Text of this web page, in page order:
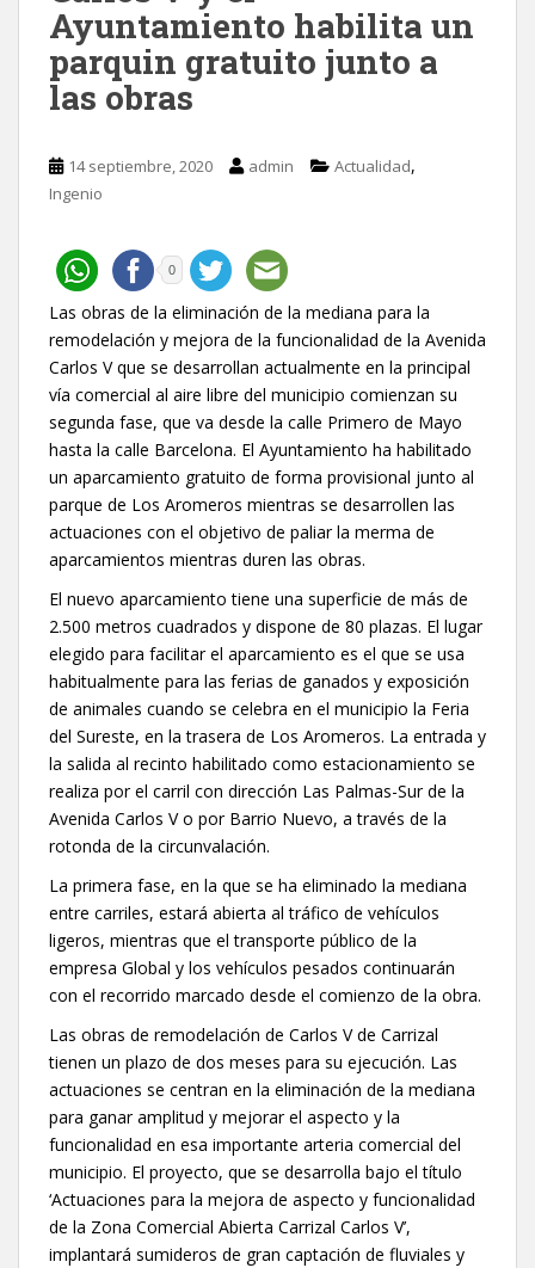
Ayuntamiento habilita un
parquin gratuito junto a
las obras
14 septiembre, 2020 admin Actualidad,
Ingenio
0
Las obras de la eliminación de la mediana para la
remodelación y mejora de la funcionalidad de la Avenida
Carlos V que se desarrollan actualmente en la principal
vía comercial al aire libre del municipio comienzan su
segunda fase, que va desde la calle Primero de Mayo
hasta la calle Barcelona. El Ayuntamiento ha habilitado
un aparcamiento gratuito de forma provisional junto al
parque de Los Aromeros mientras se desarrollen las
actuaciones con el objetivo de paliar la merma de
aparcamientos mientras duren las obras.
El nuevo aparcamiento tiene una superficie de más de
2.500 metros cuadrados y dispone de 80 plazas. El lugar
elegido para facilitar el aparcamiento es el que se usa
habitualmente para las ferias de ganados y exposición
de animales cuando se celebra en el municipio la Feria
del Sureste, en la trasera de Los Aromeros. La entrada y
la salida al recinto habilitado como estacionamiento se
realiza por el carril con dirección Las Palmas-Sur de la
Avenida Carlos V o por Barrio Nuevo, a través de la
rotonda de la circunvalación.
La primera fase, en la que se ha eliminado la mediana
entre carriles, estará abierta al tráfico de vehículos
ligeros, mientras que el transporte público de la
empresa Global y los vehículos pesados continuarán
con el recorrido marcado desde el comienzo de la obra.
Las obras de remodelación de Carlos V de Carrizal
tienen un plazo de dos meses para su ejecución. Las
actuaciones se centran en la eliminación de la mediana
para ganar amplitud y mejorar el aspecto y la
funcionalidad en esa importante arteria comercial del
municipio. El proyecto, que se desarrolla bajo el título
‘Actuaciones para la mejora de aspecto y funcionalidad
de la Zona Comercial Abierta Carrizal Carlos V’,
implantará sumideros de gran captación de fluviales y